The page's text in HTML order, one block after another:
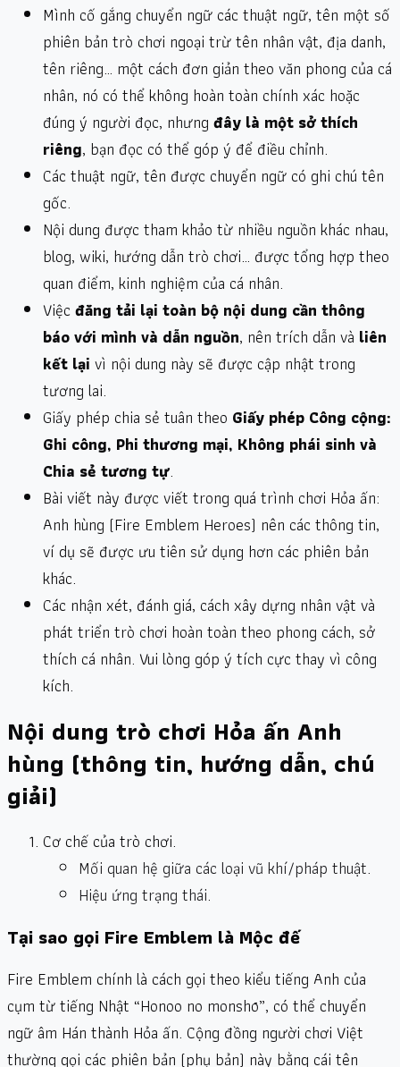
Mình cố gắng chuyển ngữ các thuật ngữ, tên một số
phiên bản trò chơi ngoại trừ tên nhân vật, địa danh,
tên riêng… một cách đơn giản theo văn phong của cá
nhân, nó có thể không hoàn toàn chính xác hoặc
đúng ý người đọc, nhưng đây là một sở thích
riêng, bạn đọc có thể góp ý để điều chỉnh.
Các thuật ngữ, tên được chuyển ngữ có ghi chú tên
gốc.
Nội dung được tham khảo từ nhiều nguồn khác nhau,
blog, wiki, hướng dẫn trò chơi… được tổng hợp theo
quan điểm, kinh nghiệm của cá nhân.
Việc đăng tải lại toàn bộ nội dung cần thông
báo với mình và dẫn nguồn, nên trích dẫn và liên
kết lại vì nội dung này sẽ được cập nhật trong
tương lai.
Giấy phép chia sẻ tuân theo Giấy phép Công cộng:
Ghi công, Phi thương mại, Không phái sinh và
Chia sẻ tương tự.
Bài viết này được viết trong quá trình chơi Hỏa ấn:
Anh hùng (Fire Emblem Heroes) nên các thông tin,
ví dụ sẽ được ưu tiên sử dụng hơn các phiên bản
khác.
Các nhận xét, đánh giá, cách xây dựng nhân vật và
phát triển trò chơi hoàn toàn theo phong cách, sở
thích cá nhân. Vui lòng góp ý tích cực thay vì công
kích.
Nội dung trò chơi Hỏa ấn Anh
hùng (thông tin, hướng dẫn, chú
giải)
Cơ chế của trò chơi.
Mối quan hệ giữa các loại vũ khí/pháp thuật.
Hiệu ứng trạng thái.
Tại sao gọi Fire Emblem là Mộc đế
Fire Emblem chính là cách gọi theo kiểu tiếng Anh của
cụm từ tiếng Nhật “Honoo no monshō”, có thể chuyển
ngữ âm Hán thành Hỏa ấn. Cộng đồng người chơi Việt
thường gọi các phiên bản (phụ bản) này bằng cái tên